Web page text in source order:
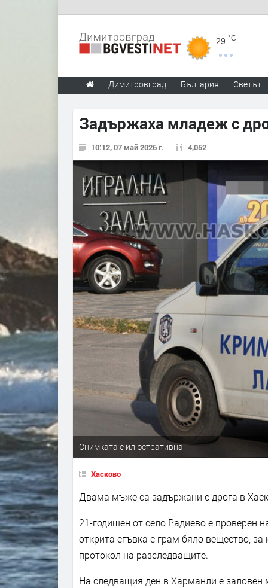
29 °C
Димитровград България Светът
Задържаха младеж с
10:12, 07 май 2026 г. 4,052
Снимката е илюстративна
Хасково
Двама мъже са задържани с дрога в
21-годишен от село Радиево е проверен
открита сгъвка с грам бяло вещество,
протокол на разследващите.
На следващия ден в Харманли е заловен